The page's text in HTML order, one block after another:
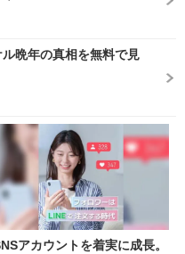
ル晩年の真相を無料で見
アカウントを着実に成長。